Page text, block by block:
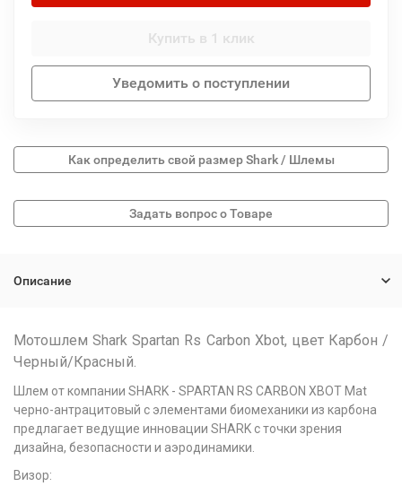
Купить в 1 клик
Уведомить о поступлении
Как определить свой размер Shark / Шлемы
Описание
Мотошлем Shark Spartan Rs Carbon Xbot, цвет Карбон /
Черный/Красный.
Шлем от компании SHARK - SPARTAN RS CARBON XBOT Mat
черно-антрацитовый с элементами биомеханики из карбона
предлагает ведущие инновации SHARK с точки зрения
дизайна, безопасности и аэродинамики.
Визор: